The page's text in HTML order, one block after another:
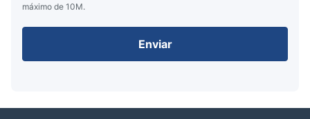
máximo de 10M.
Enviar